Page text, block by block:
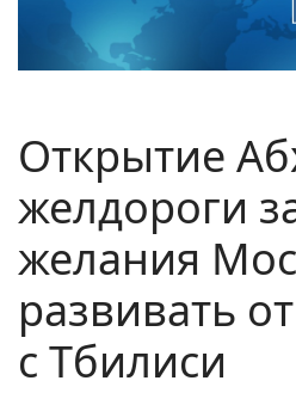
Открытие
желдороги
желания
развивать
с Тбилиси